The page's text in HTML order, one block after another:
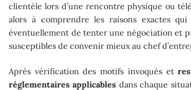
clientèle lors d’une rencontre physique ou
alors à comprendre les raisons exactes
éventuellement de tenter une négociation et
susceptibles de convenir mieux au chef
Après vérification des motifs invoqués et
réglementaires applicables dans chaque